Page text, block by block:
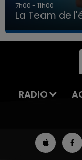
LA TEAM
7h00 - 11h00
La Team de
RADIO